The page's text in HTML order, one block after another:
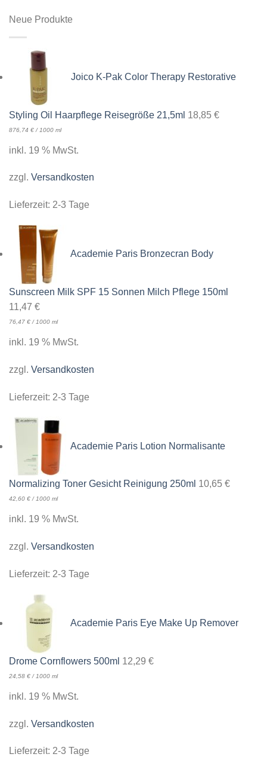
Neue Produkte
Joico K-Pak Color Therapy Restorative
Styling Oil Haarpflege Reisegröße 21,5ml 18,85 €
876,74 € / 1000 ml
inkl. 19 % MwSt.
zzgl. Versandkosten
Lieferzeit: 2-3 Tage
Academie Paris Bronzecran Body
Sunscreen Milk SPF 15 Sonnen Milch Pflege 150ml
11,47 €
76,47 € / 1000 ml
inkl. 19 % MwSt.
zzgl. Versandkosten
Lieferzeit: 2-3 Tage
Academie Paris Lotion Normalisante
Normalizing Toner Gesicht Reinigung 250ml 10,65 €
42,60 €/1000 ml
inkl. 19 % MwSt.
zzgl. Versandkosten
Lieferzeit: 2-3 Tage
Academie Paris Eye Make Up Remover
Drome Cornflowers 500ml 12,29 €
24,58 € / 1000 ml
inkl. 19 % MwSt.
zzgl. Versandkosten
Lieferzeit: 2-3 Tage